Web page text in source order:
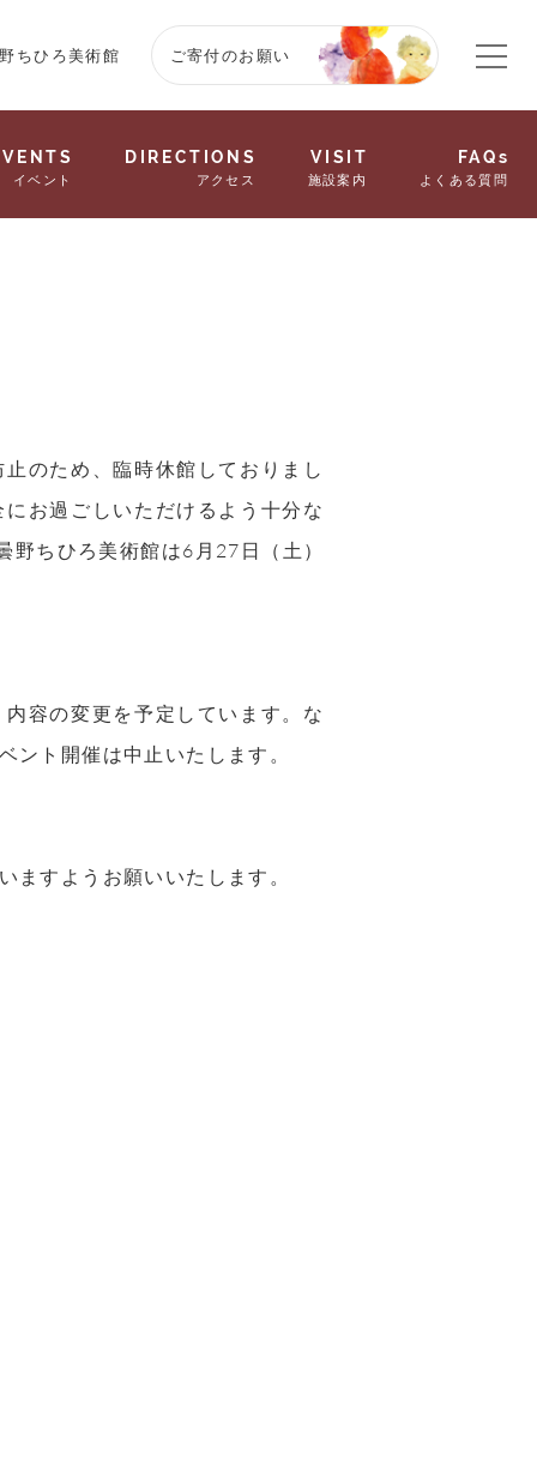
ちひろ美術館 ご寄付のお願い
イベント
DIRECTIONS
アクセス
VISIT
施設案内
FAQs
よくある質問
のため、臨時休館しておりまし
お過ごしいただけるよう十分な
ちひろ美術館は6月27日（土）
容の変更を予定しています。な
ト開催は中止いたします。
すようお願いいたします。